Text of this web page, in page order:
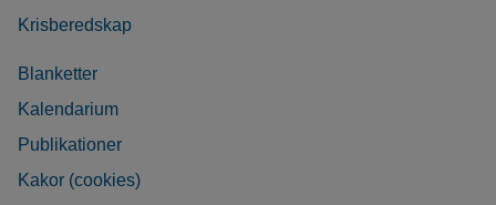
Krisberedskap
Blanketter
Kalendarium
Publikationer
Kakor (cookies)